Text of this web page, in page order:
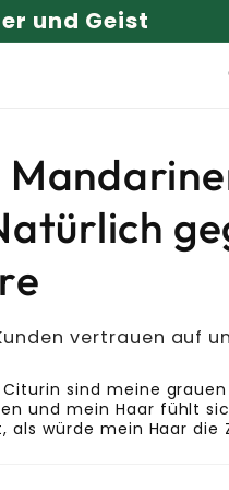
vertrauen auf
sind meine grauen
und mein Haar fühlt
als würde mein Haar die